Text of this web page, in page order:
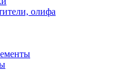
олифа